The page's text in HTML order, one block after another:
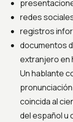
redes
registros
documentos
extranjero en
Un hablante
coincida al
del español u